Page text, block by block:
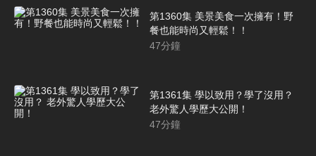
第1360集 美景美食一次擁有！野
餐也能時尚又輕鬆！！
47分鐘
第1361集 學以致用？學了沒用？
老外驚人學歷大公開！
47分鐘